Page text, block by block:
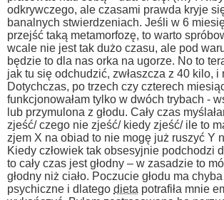
odkrywczego, ale czasami prawda kryje
banalnych stwierdzeniach. Jeśli w 6
przejść taką metamorfozę, to warto
wcale nie jest tak dużo czasu, ale pod
będzie to dla nas orka na ugorze. No to
jak tu się odchudzić, zwłaszcza z 40 kilo,
Dotychczas, po trzech czy czterech
funkcjonowałam tylko w dwóch trybach -
lub przymulona z głodu. Cały czas
zjeść/ czego nie zjeść/ kiedy zjeść/ ile to
zjem X na obiad to nie mogę już ruszyć Y
Kiedy człowiek tak obsesyjnie podchodzi
to cały czas jest głodny – w zasadzie to
głodny niż ciało. Poczucie głodu ma
psychiczne i dlatego dieta potrafiła mnie